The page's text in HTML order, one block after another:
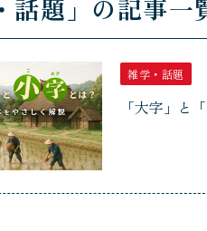
話題」の記事一
雑学・話題
「大字」と